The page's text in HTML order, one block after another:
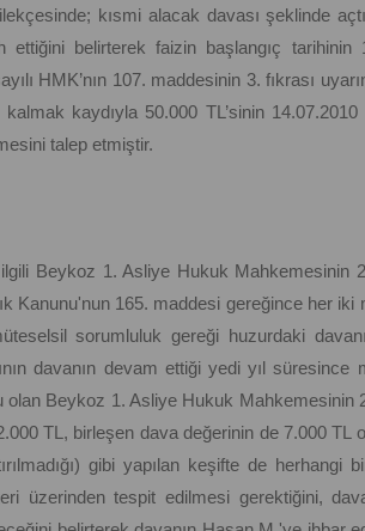
kısmi alacak davası şeklinde
belirterek faizin başlangıç tarihinin
HMK’nın 107. maddesinin 3. fıkrası
kaydıyla 50.000 TL’sinin
talep etmiştir.
Beykoz 1. Asliye Hukuk Mahkemesinin
Kanunu'nun 165. maddesi gereğince her
sorumluluk gereği huzurdaki
davanın devam ettiği yedi yıl süresince
olan Beykoz 1. Asliye Hukuk Mahkemesinin
TL, birleşen dava değerinin de 7.000 TL
gibi yapılan keşifte de herhangi
üzerinden tespit edilmesi gerektiğini,